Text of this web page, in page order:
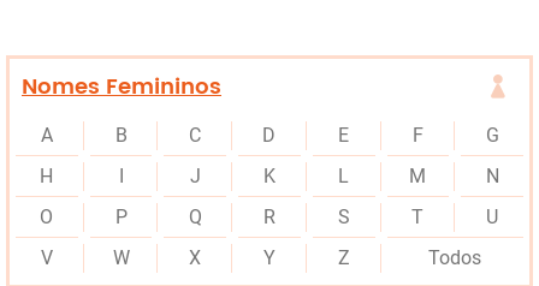
Nomes Femininos
A B C D E F
G
H
J K L M
N
O
P Q R S T
U
V
W X Y Z Todos